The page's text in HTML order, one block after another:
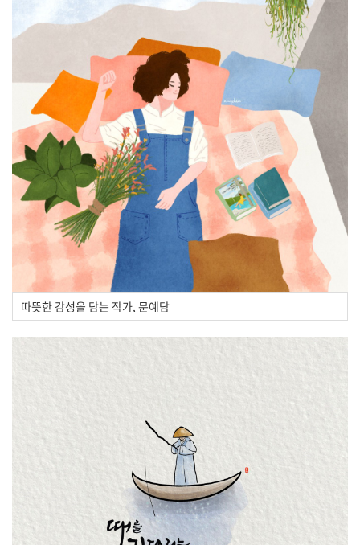
따뜻한 감성을 담는 작가, 문예담